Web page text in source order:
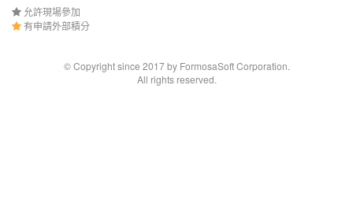
允許現場參加
有申請外部積分
© Copyright since 2017 by FormosaSoft Corporation.
All rights reserved.